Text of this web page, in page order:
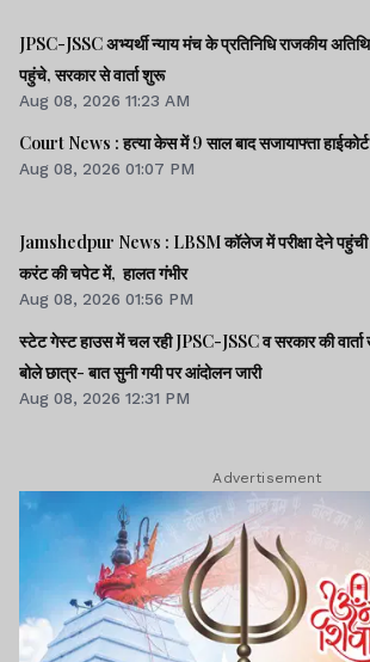
JPSC-JSSC अभ्यर्थी न्याय मंच के प्रतिनिधि राजकीय
पहुंचे, सरकार से वार्ता शुरू
Aug 08, 2026 11:23 AM
Court News : हत्या केस में 9 साल बाद सजायाफ्ता
Aug 08, 2026 01:07 PM
Jamshedpur News : LBSM कॉलेज में परीक्षा देने पहुंची
करंट की चपेट में, हालत गंभीर
Aug 08, 2026 01:56 PM
स्टेट गेस्ट हाउस में चल रही JPSC-JSSC व सरकार की वार्ता
बोले छात्र- बात सुनी गयी पर आंदोलन जारी
Aug 08, 2026 12:31 PM
Advertisement